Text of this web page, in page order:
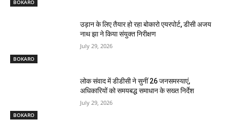
BOKARO
BOKARO
उड़ान के लिए तैयार हो रहा बोकारो एयरपोर्ट, डीसी अजय
नाथ झा ने किया संयुक्त निरीक्षण
July 29, 2026
BOKARO
लोक संवाद में डीडीसी ने सुनीं 26 जनसमस्याएं,
अधिकारियों को समयबद्ध समाधान के सख्त निर्देश
July 29, 2026